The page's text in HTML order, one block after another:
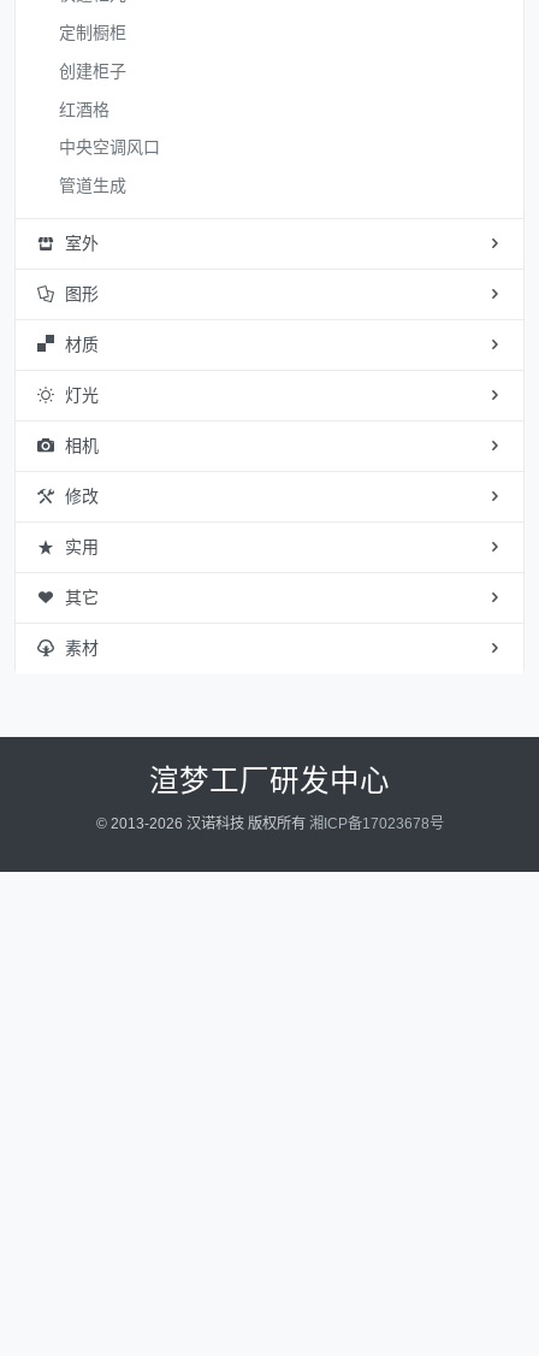
定制橱柜
创建柜子
红酒格
中央空调风口
管道生成
室外
图形
材质
灯光
相机
修改
实用
其它
素材
渲梦工厂研发中心
© 2013-2026 汉诺科技 版权所有 湘ICP备17023678号